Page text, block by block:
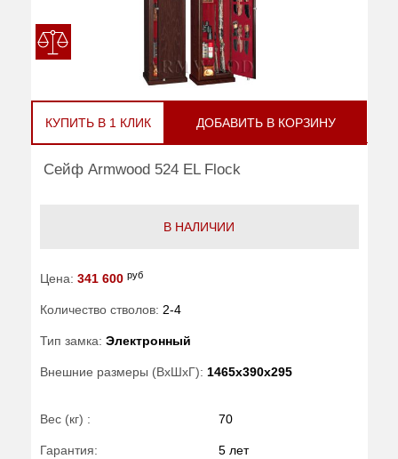
КУПИТЬ В 1 КЛИК ДОБАВИТЬ В КОРЗИНУ
Сейф Armwood 524 EL Flock
В НАЛИЧИИ
Цена: 341 600 руб
Количество стволов: 2-4
Тип замка: Электронный
Внешние размеры (ВхШхГ): 1465x390x295
Вес (кг) : 70
Гарантия: 5 лет